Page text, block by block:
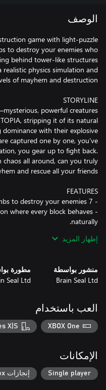
الوصف
game with light-puzzle
to destroy your enemies who
physics simulation and
powerful creatures
stripping it of its natural
dominance with their explosive
captured one by one, you’ve
you gear up to fight back.
all around, can you truly
where every block behaves
ultimate explosive experience!!
إظهار المزيد
منشور بواسطة
Brain Seal Ltd
مطورة
Seal Ltd
العب باستخدام
XBOX One
X|S
الإمكانات
Single player إنجازات Xbox